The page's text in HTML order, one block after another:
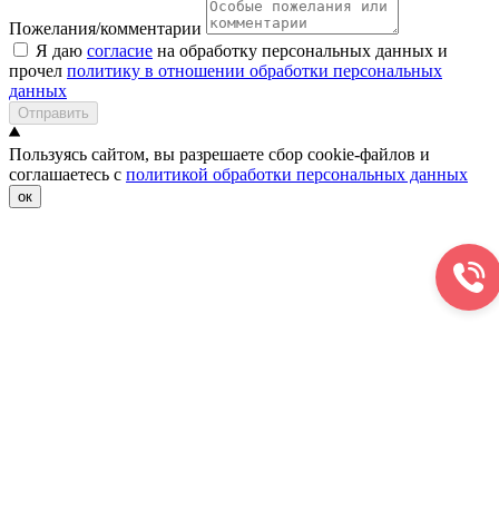
Пожелания/комментарии
Я даю согласие на обработку персональных данных и
прочел политику в отношении обработки персональных
данных
Отправить
Пользуясь сайтом, вы разрешаете сбор cookie-файлов и
соглашаетесь с политикой обработки персональных данных
ок